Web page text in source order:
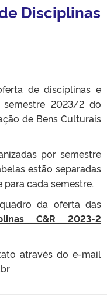
Disciplinas
de disciplinas e
2023/2 do
de Bens Culturais
por semestre
estão separadas
cada semestre.
da oferta das
C&R 2023-2
através do e-mail